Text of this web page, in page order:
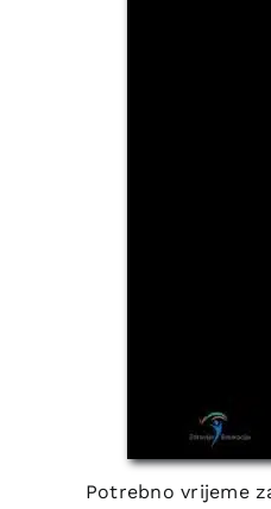
Potrebno vrijeme